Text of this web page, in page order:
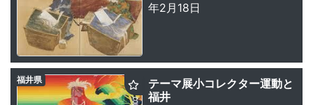
年2月18日
テーマ展小コレクター運動と
福井
福井県